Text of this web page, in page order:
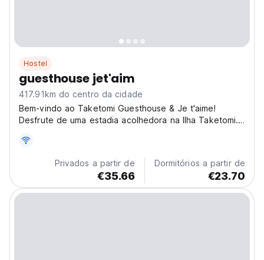
Hostel
guesthouse jet'aim
417.91km do centro da cidade
Bem-vindo ao Taketomi Guesthouse & Je t'aime!
Desfrute de uma estadia acolhedora na Ilha Taketomi.
sua viagem social. (Auto-translated from original
Privados a partir de
€35.66
Dormitórios a partir de
€23.70